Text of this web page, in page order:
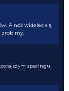
A nóż widelec się
zrobimy.
sparingu